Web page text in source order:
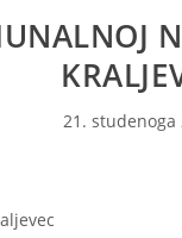
21. studenoga